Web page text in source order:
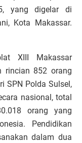
yang digelar di
Kota Makassar.
XIII Makassar
rincian 852 orang
SPN Polda Sulsel,
nasional, total
orang yang
Pendidikan
dalam dua